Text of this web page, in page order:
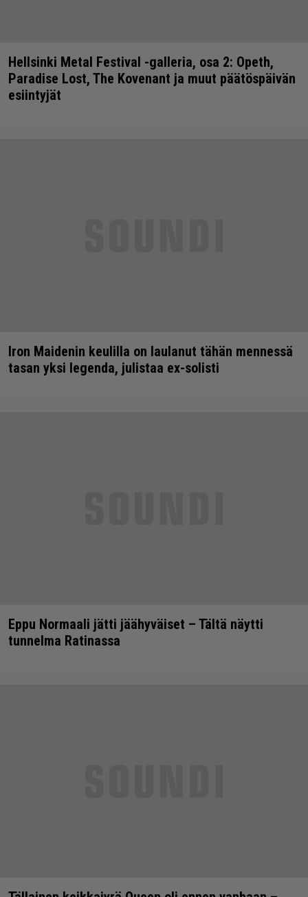
Hellsinki Metal Festival -galleria, osa 2: Opeth,
Paradise Lost, The Kovenant ja muut päätöspäivän
esiintyjät
Iron Maidenin keulilla on laulanut tähän mennessä
tasan yksi legenda, julistaa ex-solisti
Eppu Normaali jätti jäähyväiset – Tältä näytti
tunnelma Ratinassa